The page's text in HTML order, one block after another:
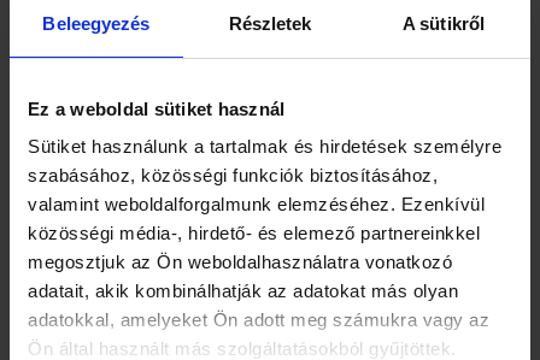
Beleegyezés Részletek A sütikről
Ez a weboldal sütiket használ
Sütiket használunk a tartalmak és hirdetések személyre
szabásához, közösségi funkciók biztosításához,
valamint weboldalforgalmunk elemzéséhez. Ezenkívül
közösségi média-, hirdető- és elemező partnereinkkel
megosztjuk az Ön weboldalhasználatra vonatkozó
adatait, akik kombinálhatják az adatokat más olyan
adatokkal, amelyeket Ön adott meg számukra vagy az
Ön által használt más szolgáltatásokból gyűjtöttek.
Milyen panaszok utalnak arra, ha túl sok vagy túl kevés a
tesztoszteron a nőknél?